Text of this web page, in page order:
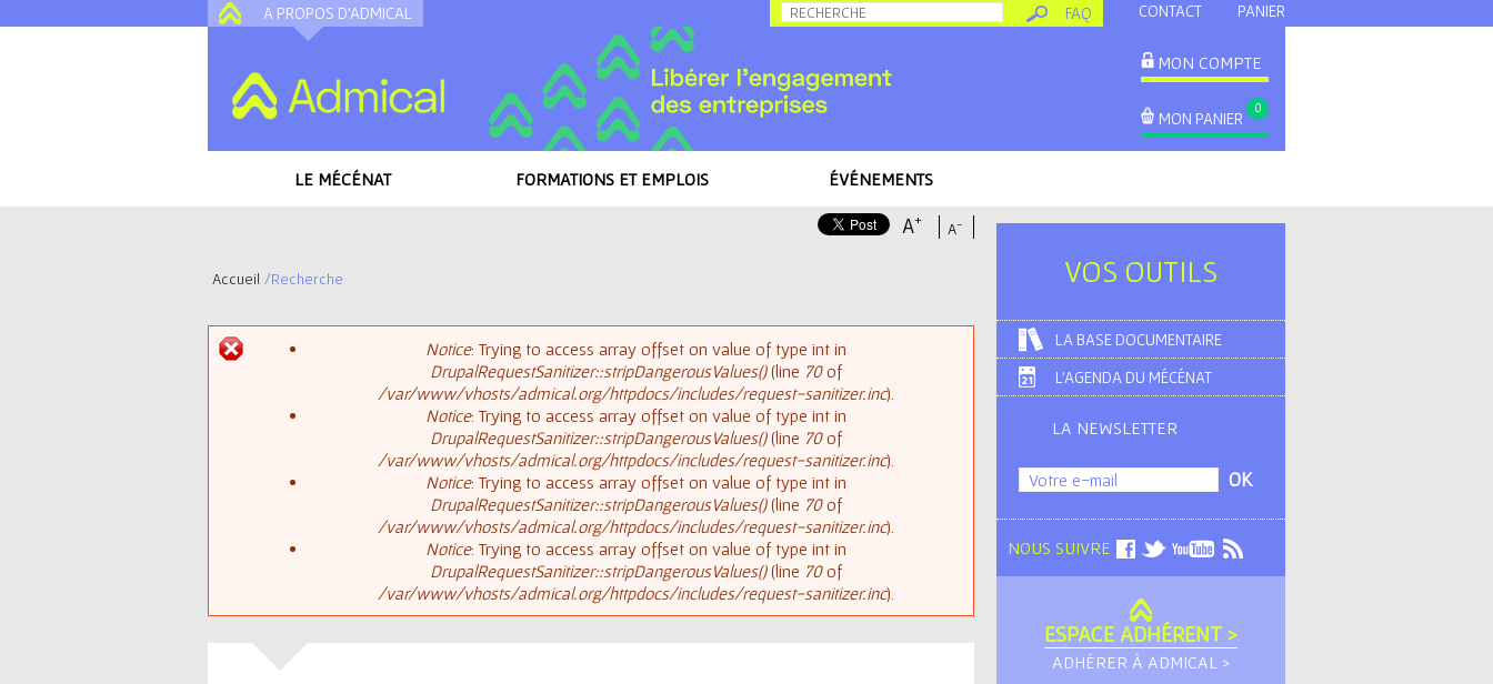
Allez au contenu
A PROPOS D'ADMICAL CONTACT PANIER
FAQ
MON COMPTE
MON PANIER
0
LE MÉCÉNAT FORMATIONS ET EMPLOIS ÉVÉNEMENTS
A-
A+
Accueil /Recherche
Notice: Trying to access array offset on value of type int in
DrupalRequestSanitizer::stripDangerousValues()(line 70of
/var/www/vhosts/admical.org/httpdocs/includes/request-sanitizer.inc).
Notice: Trying to access array offset on value of type int in
DrupalRequestSanitizer::stripDangerousValues()(line 70of
/var/www/vhosts/admical.org/httpdocs/includes/request-sanitizer.inc).
Notice: Trying to access array offset on value of type int in
DrupalRequestSanitizer::stripDangerousValues()(line 70of
/var/www/vhosts/admical.org/httpdocs/includes/request-sanitizer.inc).
Notice: Trying to access array offset on value of type int in
DrupalRequestSanitizer::stripDangerousValues()(line 70of
/var/www/vhosts/admical.org/httpdocs/includes/request-sanitizer.inc).
VOS OUTILS
LA BASE DOCUMENTAIRE
L'AGENDA DU MÉCÉNAT
LA NEWSLETTER
NOUS SUIVRE
ESPACE ADHÉRENT >
ADHÉRER À ADMICAL >